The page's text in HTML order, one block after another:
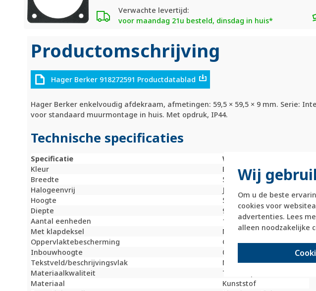
Wij
Om u de beste
cookies voor
advertenties. Lees
alleen noodzakelijke
Verwachte levertijd:
voor maandag 21u besteld, dinsdag in huis*
Productomschrijving
Hager Berker 918272591 Productdatablad
Hager Berker enkelvoudig afdekraam, afmetingen: 59,5 × 59,5 × 9 mm. Serie:
voor standaard muurmontage in huis. Met opdruk, IP44.
Technische specificaties
Specificatie
Waarde
Kleur
Bruin
Breedte
59,5 Millimeter (mm)
Halogeenvrij
Ja
Hoogte
59,5 Millimeter (mm)
Diepte
9 Millimeter (mm)
Aantal eenheden
1
Met klapdeksel
Nee
Oppervlaktebescherming
Onbehandeld
Inbouwhoogte
0 Millimeter (mm)
Tekstveld/beschrijvingsvlak
Nee
Materiaalkwaliteit
Thermoplast
Materiaal
Kunststof